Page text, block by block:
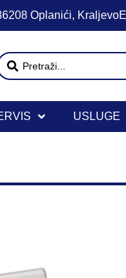
Oplanići, Kraljevo
USLUGE